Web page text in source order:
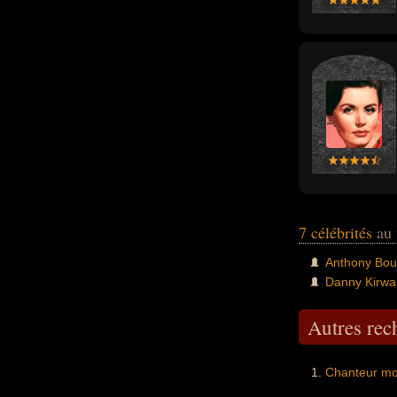
7 célébrités au
Anthony
Danny
Autres
Chanteur